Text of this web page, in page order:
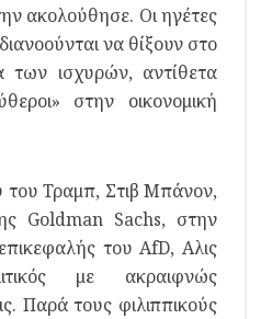
ακολούθησε. Οι ηγέτες
να θίξουν στο
των ισχυρών, αντίθετα
στην οικονομική
του Τραμπ, Στιβ Μπάνον,
Goldman Sachs, στην
του AfD, Αλις
με ακραιφνώς
Παρά τους φιλιππικούς